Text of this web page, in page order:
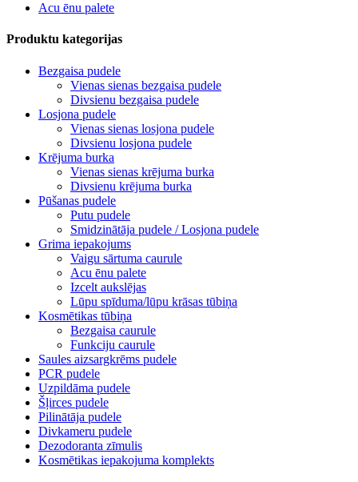
Acu ēnu palete
Produktu kategorijas
Bezgaisa pudele
Vienas sienas bezgaisa pudele
Divsienu bezgaisa pudele
Losjona pudele
Vienas sienas losjona pudele
Divsienu losjona pudele
Krējuma burka
Vienas sienas krējuma burka
Divsienu krējuma burka
Pūšanas pudele
Putu pudele
Smidzinātāja pudele / Losjona pudele
Grima iepakojums
Vaigu sārtuma caurule
Acu ēnu palete
Izcelt aukslējas
Lūpu spīduma/lūpu krāsas tūbiņa
Kosmētikas tūbiņa
Bezgaisa caurule
Funkciju caurule
Saules aizsargkrēms pudele
PCR pudele
Uzpildāma pudele
Šļirces pudele
Pilinātāja pudele
Divkameru pudele
Dezodoranta zīmulis
Kosmētikas iepakojuma komplekts